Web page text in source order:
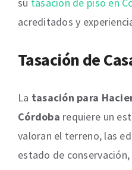
su tasación de piso en
acreditados y
Tasación de
La tasación para
Córdoba requiere un
valoran el terreno, las
estado de